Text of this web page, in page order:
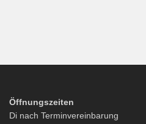
Öffnungszeiten
Di nach Terminvereinbarung